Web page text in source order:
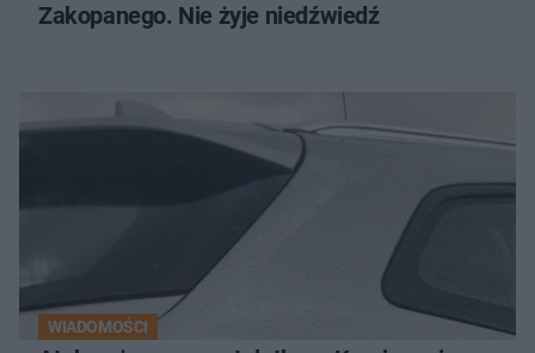
Zakopanego. Nie żyje niedźwiedź
WIADOMOŚCI